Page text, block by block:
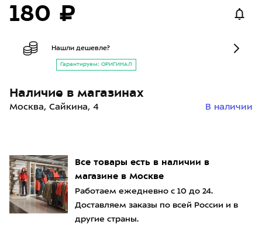
Все товары есть в наличии в
магазине в Москве
Работаем ежедневно с 10 до 24.
Доставляем заказы по всей России и в
другие страны.
180 ₽
Нашли дешевле?
Гарантируем: ОРИГИНАЛ
Наличие в магазинах
Москва, Сайкина, 4 В наличии